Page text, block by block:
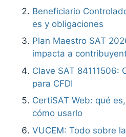
Beneficiario
es y obligaciones
Plan Maestro SAT
impacta a
Clave SAT 84111506:
para CFDI
CertiSAT Web: qué
cómo usarlo
VUCEM: Todo sobre